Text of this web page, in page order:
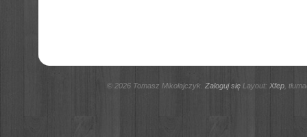
© 2026 Tomasz Mikołajczyk. Zaloguj sięLayout: Xfep,